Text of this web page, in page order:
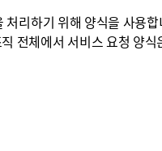
리하기 위해 양식을 사용
전체에서 서비스 요청 양식